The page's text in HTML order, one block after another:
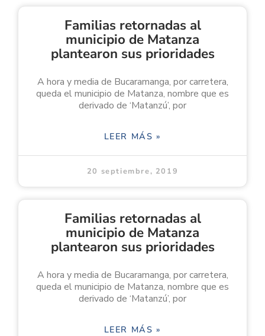
Familias retornadas al
municipio de Matanza
plantearon sus prioridades
A hora y media de Bucaramanga, por carretera,
queda el municipio de Matanza, nombre que es
derivado de ‘Matanzú’, por
LEER MÁS »
20 septiembre, 2019
Familias retornadas al
municipio de Matanza
plantearon sus prioridades
A hora y media de Bucaramanga, por carretera,
queda el municipio de Matanza, nombre que es
derivado de ‘Matanzú’, por
LEER MÁS »